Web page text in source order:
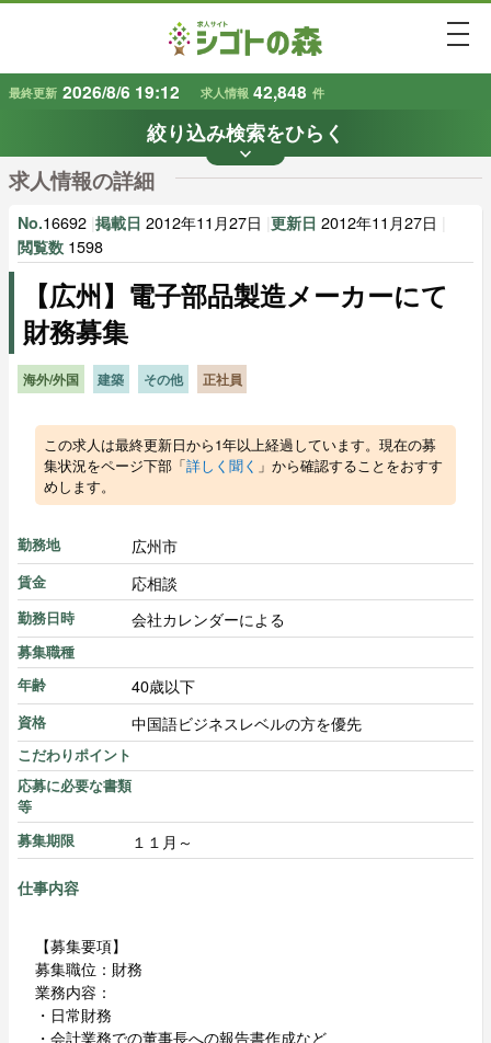
最終更新 2026/8/6 19:12 求人情報 42,848 件
絞り込み検索をひらく
keyboard_arrow_down
条件から探す
地域で探す 業種で探す
雇用形態 で探す 賃金 で探す
キーワードで探す
求人情報の詳細
No.16692 掲載日 2012年11月27日 更新日 2012年11月27日
閲覧数 1598
【広州】電子部品製造メーカーにて
財務募集
海外/外国 建築 その他 正社員
この求人は最終更新日から1年以上経過しています。現在の募
集状況をページ下部「詳しく聞く 」から確認することをおすす
めします。
勤務地 広州市
賃金 応相談
勤務日時 会社カレンダーによる
募集職種
年齢
40歳以下
資格 中国語ビジネスレベルの方を優先
こだわりポイント
応募に必要な書類
等
募集期限
１１月～
仕事内容
【募集要項】
募集職位：財務
業務内容：
・日常財務
・会計業務での董事長への報告書作成など